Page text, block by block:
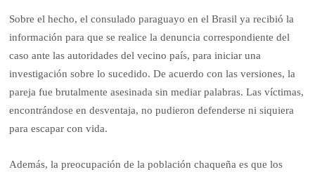
Sobre el hecho, el consulado paraguayo en el Brasil ya recibió la
información para que se realice la denuncia correspondiente del
caso ante las autoridades del vecino país, para iniciar una
investigación sobre lo sucedido. De acuerdo con las versiones, la
pareja fue brutalmente asesinada sin mediar palabras. Las víctimas,
encontrándose en desventaja, no pudieron defenderse ni siquiera
para escapar con vida.
Además, la preocupación de la población chaqueña es que los